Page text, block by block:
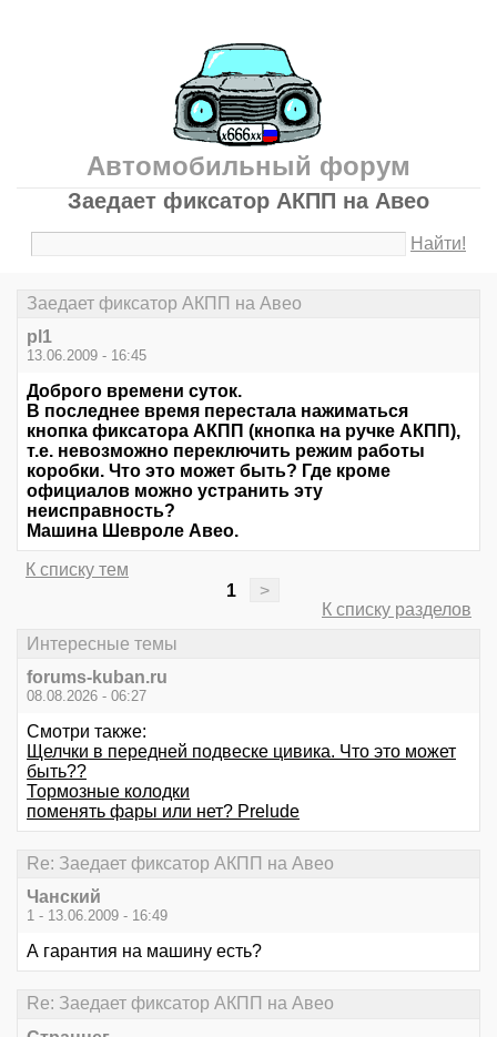
Автомобильный форум
Заедает фиксатор АКПП на Авео
Найти!
Заедает фиксатор АКПП на Авео
pl1
13.06.2009 - 16:45
Доброго времени суток.
В последнее время перестала нажиматься
кнопка фиксатора АКПП (кнопка на ручке АКПП),
т.е. невозможно переключить режим работы
коробки. Что это может быть? Где кроме
официалов можно устранить эту
неисправность?
Машина Шевроле Авео.
К списку тем
1
>
К списку разделов
Интересные темы
forums-kuban.ru
08.08.2026 - 06:27
Смотри также:
Щелчки в передней подвеске цивика. Что это может
быть??
Тормозные колодки
поменять фары или нет? Prelude
Re: Заедает фиксатор АКПП на Авео
Чанский
1 - 13.06.2009 - 16:49
А гарантия на машину есть?
Re: Заедает фиксатор АКПП на Авео